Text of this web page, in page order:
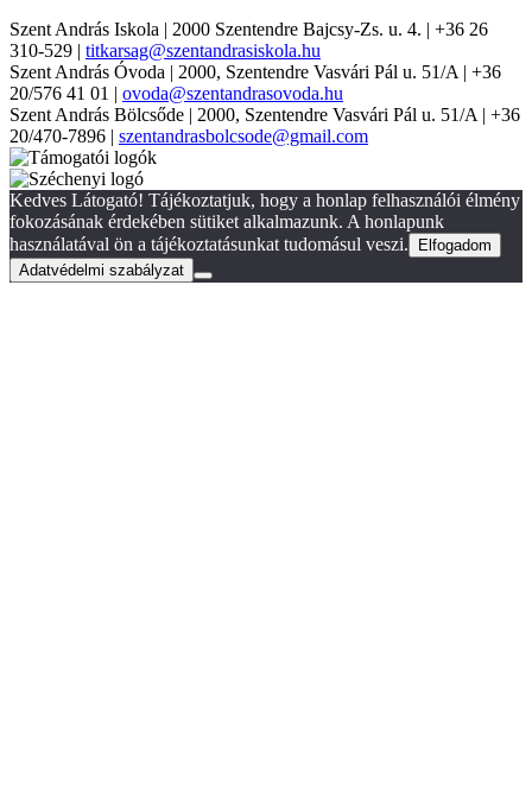
Szent András Iskola | 2000 Szentendre Bajcsy-Zs. u. 4. | +36 26
310-529 | titkarsag@szentandrasiskola.hu
Szent András Óvoda | 2000, Szentendre Vasvári Pál u. 51/A | +36
20/576 41 01 | ovoda@szentandrasovoda.hu
Szent András Bölcsőde | 2000, Szentendre Vasvári Pál u. 51/A | +36
20/470-7896 | szentandrasbolcsode@gmail.com
Kedves Látogató! Tájékoztatjuk, hogy a honlap felhasználói élmény
fokozásának érdekében sütiket alkalmazunk. A honlapunk
használatával ön a tájékoztatásunkat tudomásul veszi.
Elfogadom
Adatvédelmi szabályzat